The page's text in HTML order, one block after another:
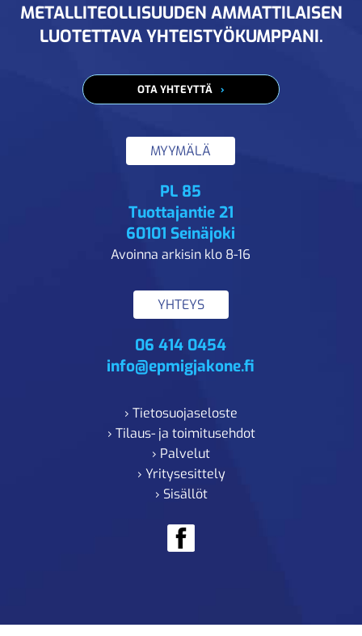
METALLITEOLLISUUDEN AMMATTILAISEN
LUOTETTAVA YHTEISTYÖKUMPPANI.
OTA YHTEYTTÄ
MYYMÄLÄ
PL 85
Tuottajantie 21
60101 Seinäjoki
Avoinna arkisin klo 8-16
YHTEYS
06 414 0454
info@epmigjakone.fi
› Tietosuojaseloste
› Tilaus- ja toimitusehdot
› Palvelut
› Yritysesittely
› Sisällöt